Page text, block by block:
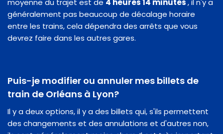
généralement pas beaucoup de décalage horaire
entre les trains, cela dépendra des arrêts que vous
devrez faire dans les autres gares.
Puis-je modifier ou annuler mes billets de
train de Orléans à Lyon?
Il y a deux options, il y a des billets qui, s'ils permettent
des changements et des annulations et d'autres non,